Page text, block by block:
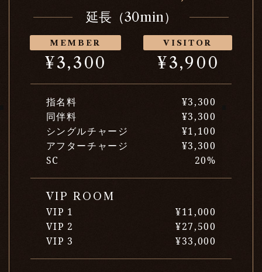
延長（30min）
MEMBER
¥3,300
VISITOR
¥3,900
指名料
¥3,300
同伴料
¥3,300
シングルチャージ
¥1,100
アフターチャージ
¥3,300
SC
20%
VIP ROOM
VIP 1
¥11,000
VIP 2
¥27,500
VIP 3
¥33,000